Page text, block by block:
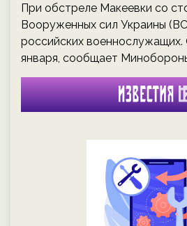
При обстреле Макеевки со
Вооруженных сил Украины
российских
января, сообщает